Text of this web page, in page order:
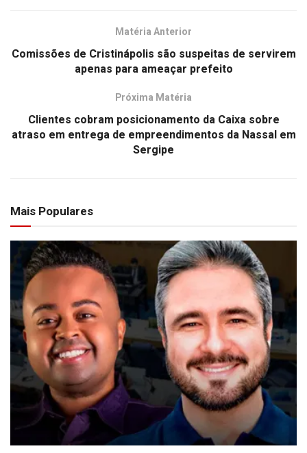
Matéria Anterior
Comissões de Cristinápolis são suspeitas de servirem
apenas para ameaçar prefeito
Próxima Matéria
Clientes cobram posicionamento da Caixa sobre
atraso em entrega de empreendimentos da Nassal em
Sergipe
Mais Populares